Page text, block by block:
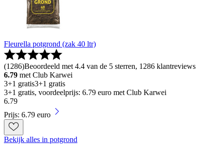
Fleurella potgrond (zak 40 ltr)
(1286)Beoordeeld met 4.4 van de 5 sterren, 1286 klantreviews
6.79 met Club Karwei
3+1 gratis3+1 gratis
3+1 gratis, voordeelprijs: 6.79 euro met Club Karwei
6.79
Prijs: 6.79 euro
Bekijk alles in potgrond